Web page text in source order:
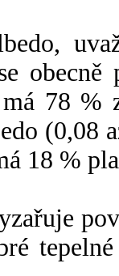
78 %
(0,08
18 %